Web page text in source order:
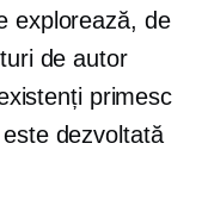
explorează, de
de autor
primesc
dezvoltată